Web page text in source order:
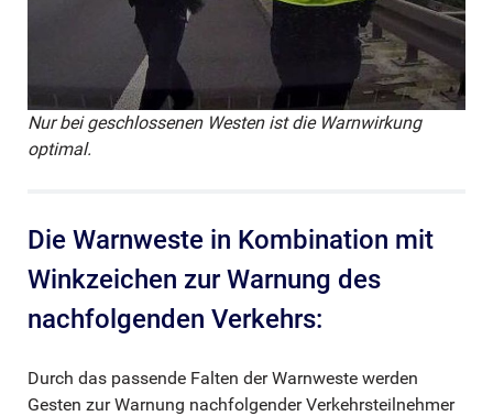
Nur bei geschlossenen Westen ist die Warnwirkung
optimal.
Die Warnweste in Kombination mit
Winkzeichen zur Warnung des
nachfolgenden Verkehrs:
Durch das passende Falten der Warnweste werden
Gesten zur Warnung nachfolgender Verkehrsteilnehmer